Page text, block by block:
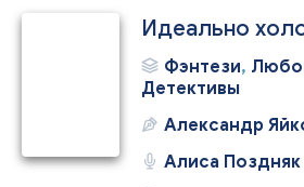
Идеально
Фэнтези,
Детективы
Александр
Алиса Поздняк